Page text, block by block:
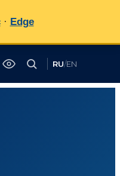
RU/EN
· Edge